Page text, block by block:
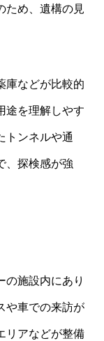
ため、遺構の見
庫などが比較的
途を理解しやす
トンネルや通
、探検感が強
の施設内にあり
や車での来訪が
リアなどが整備